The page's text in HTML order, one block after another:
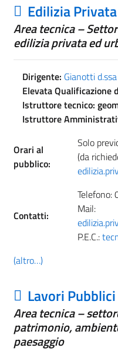
Edilizia Privata
Area tecnica –
edilizia privata ed
Dirigente: Gianotti
Elevata Qualificazione
Istruttore tecnico:
Istruttore
Orari al
pubblico:
Solo
(da
Contatti:
Mail:
P.E.C.:
(altro…)
Lavori Pubblici
Area tecnica –
patrimonio,
paesaggio